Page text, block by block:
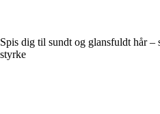
Spis dig til sundt og glansfuldt hår –
styrke